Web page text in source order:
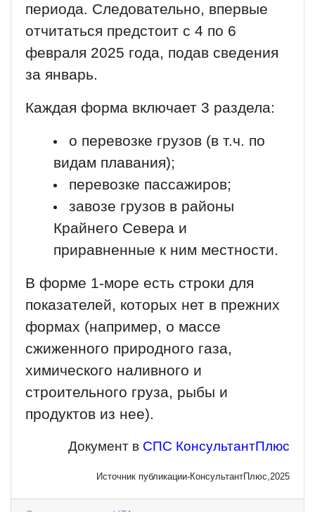
периода. Следовательно, впервые
отчитаться предстоит с 4 по 6
февраля 2025 года, подав сведения
за январь.
Каждая форма включает 3 раздела:
о перевозке грузов (в т.ч. по
видам плавания);
перевозке пассажиров;
завозе грузов в районы
Крайнего Севера и
приравненные к ним местности.
В форме 1-море есть строки для
показателей, которых нет в прежних
формах (например, о массе
сжиженного природного газа,
химического наливного и
строительного груза, рыбы и
продуктов из нее).
Документ в СПС КонсультантПлюс
Источник публикации-КонсультантПлюс,2025